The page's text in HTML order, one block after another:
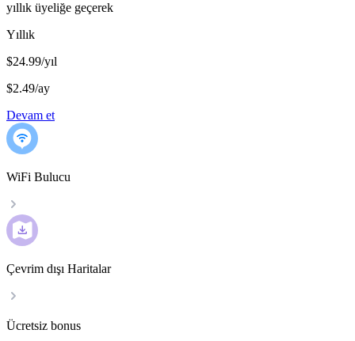
yıllık üyeliğe geçerek
Yıllık
$24.99/yıl
$2.49/ay
Devam et
WiFi Bulucu
Çevrim dışı Haritalar
Ücretsiz bonus